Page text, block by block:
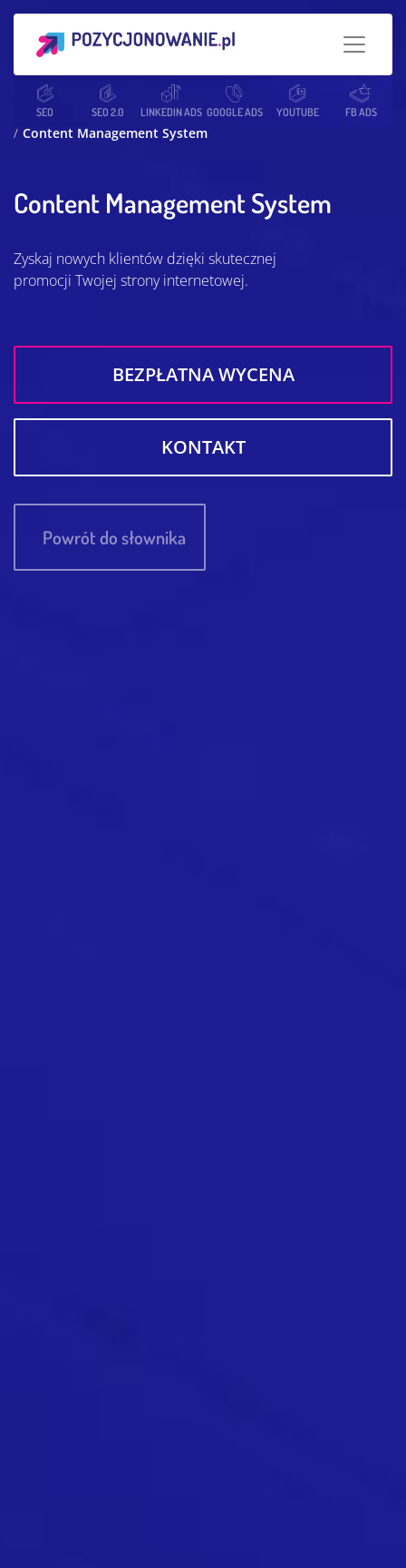
SEO SEO 2.0 LINKEDIN ADS GOOGLE ADS YOUTUBE FB ADS
Strona główna
Słowniczek SEO
Content Management System
Content Management System
Zyskaj nowych klientów dzięki skutecznej
promocji Twojej strony internetowej.
BEZPŁATNA WYCENA
KONTAKT
Powrót do słownika